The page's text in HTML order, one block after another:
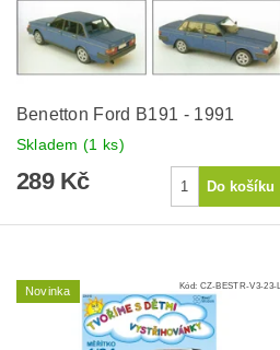
Benetton Ford B191 - 1991
Skladem(1 ks)
289 Kč
Novinka Kód: CZ-BESTR-V3-23-L